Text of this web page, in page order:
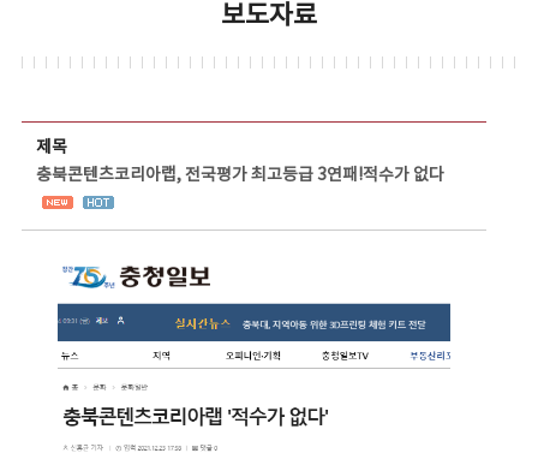
보도자료
제목
충북콘텐츠코리아랩, 전국평가 최고등급 3연패!적수가 없다